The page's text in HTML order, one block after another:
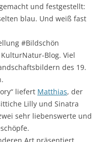
und festgestellt:
blau. Und weiß fast
#Bildschön
Blog. Viel
des 19.
liefert Matthias, der
Lilly und Sinatra
sehr liebenswerte und